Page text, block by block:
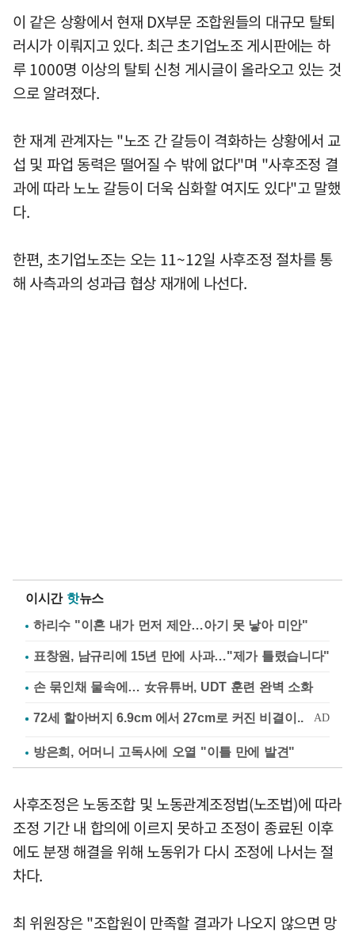
이 같은 상황에서 현재 DX부문 조합원들의 대규모 탈퇴
러시가 이뤄지고 있다. 최근 초기업노조 게시판에는 하
루 1000명 이상의 탈퇴 신청 게시글이 올라오고 있는 것
으로 알려졌다.
한 재계 관계자는 "노조 간 갈등이 격화하는 상황에서 교
섭 및 파업 동력은 떨어질 수 밖에 없다"며 "사후조정 결
과에 따라 노노 갈등이 더욱 심화할 여지도 있다"고 말했
다.
한편, 초기업노조는 오는 11~12일 사후조정 절차를 통
해 사측과의 성과급 협상 재개에 나선다.
이시간 핫뉴스
하리수 "이혼 내가 먼저 제안…아기 못 낳아 미안"
표창원, 남규리에 15년 만에 사과…"제가 틀렸습니다"
손 묶인채 물속에… 女유튜버, UDT 훈련 완벽 소화
방은희, 어머니 고독사에 오열 "이틀 만에 발견"
사후조정은 노동조합 및 노동관계조정법(노조법)에 따라
조정 기간 내 합의에 이르지 못하고 조정이 종료된 이후
에도 분쟁 해결을 위해 노동위가 다시 조정에 나서는 절
차다.
최 위원장은 "조합원이 만족할 결과가 나오지 않으면 망